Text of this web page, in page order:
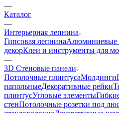
—
Каталог
—
Интерьерная лепнина
Гипсовая лепнинаАлюминиевые
декорКлеи и инструменты для
—
3D Стеновые панели
Потолочные плинтусаМолдинги
напольныеДекоративные рейки
плинтусУгловые элементы
стенПотолочные розетки под